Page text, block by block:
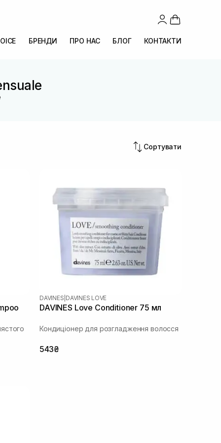
БРЕНДИ ПРО НАС БЛОГ КОНТАКТИ
Сортувати
DAVINES DAVINES LOVE
DAVINES Love Conditioner 75 мл
Кондиціонер для розгладження волосся
543₴